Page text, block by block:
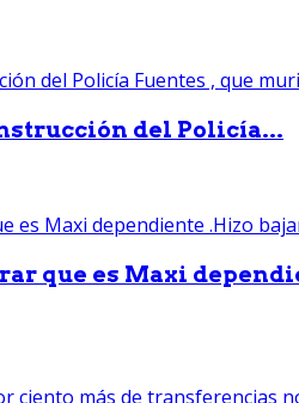
del Policía...
que es Maxi